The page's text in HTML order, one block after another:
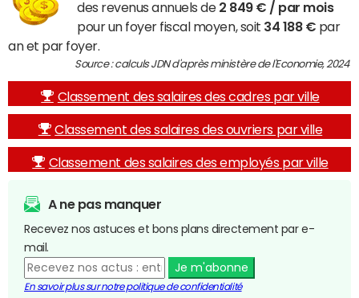
des revenus annuels de 2 849 € / par mois
pour un foyer fiscal moyen, soit 34 188 € par
an et par foyer.
Source : calculs JDN d'après ministère de l'Economie, 2024
Classement des salaires des cadres par ville
Classement des salaires des ouvriers par ville
Classement des salaires des employés par ville
A ne pas manquer
Recevez nos astuces et bons plans directement par e-
mail.
Je m'abonne
En savoir plus sur notre politique de confidentialité